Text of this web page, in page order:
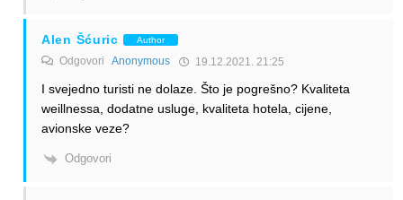
Alen Šćuric Author
Odgovori Anonymous 19.12.2021. 21:25
I svejedno turisti ne dolaze. Što je pogrešno? Kvaliteta
weillnessa, dodatne usluge, kvaliteta hotela, cijene,
avionske veze?
Odgovori